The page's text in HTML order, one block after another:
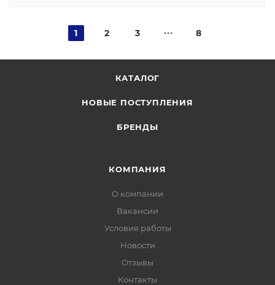
1 2 3 8
КАТАЛОГ
НОВЫЕ ПОСТУПЛЕНИЯ
БРЕНДЫ
КОМПАНИЯ
О компании
Вакансии
Условия работы
Новости
Отзывы
Контакты